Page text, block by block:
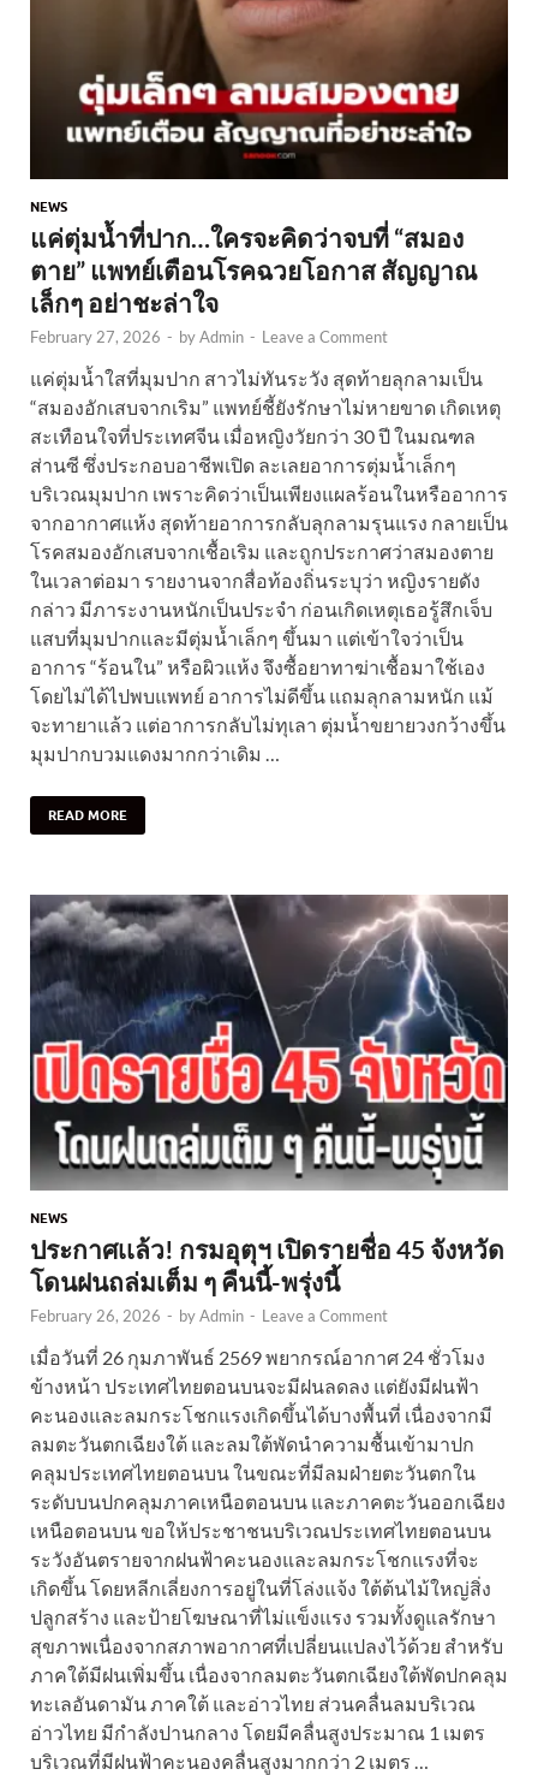
NEWS
แค่ตุ่มน้ำที่ปาก…ใครจะคิดว่าจบที่ “สมอง
ตาย” แพทย์เตือนโรคฉวยโอกาส สัญญาณ
เล็กๆ อย่าชะล่าใจ
February 27, 2026 - byAdmin - Leave a Comment
แค่ตุ่มน้ำใสที่มุมปาก สาวไม่ทันระวัง สุดท้ายลุกลามเป็น
“สมองอักเสบจากเริม” แพทย์ชี้ยังรักษาไม่หายขาด เกิดเหตุ
สะเทือนใจที่ประเทศจีน เมื่อหญิงวัยกว่า 30 ปี ในมณฑล
ส่านซี ซึ่งประกอบอาชีพเปิด ละเลยอาการตุ่มน้ำเล็กๆ
บริเวณมุมปาก เพราะคิดว่าเป็นเพียงแผลร้อนในหรืออาการ
จากอากาศแห้ง สุดท้ายอาการกลับลุกลามรุนแรง กลายเป็น
โรคสมองอักเสบจากเชื้อเริม และถูกประกาศว่าสมองตาย
ในเวลาต่อมา รายงานจากสื่อท้องถิ่นระบุว่า หญิงรายดัง
กล่าว มีภาระงานหนักเป็นประจำ ก่อนเกิดเหตุเธอรู้สึกเจ็บ
แสบที่มุมปากและมีตุ่มน้ำเล็กๆ ขึ้นมา แต่เข้าใจว่าเป็น
อาการ “ร้อนใน” หรือผิวแห้ง จึงซื้อยาทาฆ่าเชื้อมาใช้เอง
โดยไม่ได้ไปพบแพทย์ อาการไม่ดีขึ้น แถมลุกลามหนัก แม้
จะทายาแล้ว แต่อาการกลับไม่ทุเลา ตุ่มน้ำขยายวงกว้างขึ้น
มุมปากบวมแดงมากกว่าเดิม …
READ MORE
NEWS
ประกาศเเล้ว! กรมอุตุฯ เปิดรายชื่อ 45 จังหวัด
โดนฝนถล่มเต็ม ๆ คืนนี้-พรุ่งนี้
February 26, 2026 - byAdmin - Leave a Comment
เมื่อวันที่ 26 กุมภาพันธ์ 2569 พยากรณ์อากาศ 24 ชั่วโมง
ข้างหน้า ประเทศไทยตอนบนจะมีฝนลดลง แต่ยังมีฝนฟ้า
คะนองและลมกระโชกแรงเกิดขึ้นได้บางพื้นที่ เนื่องจากมี
ลมตะวันตกเฉียงใต้ และลมใต้พัดนำความชื้นเข้ามาปก
คลุมประเทศไทยตอนบน ในขณะที่มีลมฝ่ายตะวันตกใน
ระดับบนปกคลุมภาคเหนือตอนบน และภาคตะวันออกเฉียง
เหนือตอนบน ขอให้ประชาชนบริเวณประเทศไทยตอนบน
ระวังอันตรายจากฝนฟ้าคะนองและลมกระโชกแรงที่จะ
เกิดขึ้น โดยหลีกเลี่ยงการอยู่ในที่โล่งแจ้ง ใต้ต้นไม้ใหญ่สิ่ง
ปลูกสร้าง และป้ายโฆษณาที่ไม่แข็งแรง รวมทั้งดูแลรักษา
สุขภาพเนื่องจากสภาพอากาศที่เปลี่ยนแปลงไว้ด้วย สำหรับ
ภาคใต้มีฝนเพิ่มขึ้น เนื่องจากลมตะวันตกเฉียงใต้พัดปกคลุม
ทะเลอันดามัน ภาคใต้ และอ่าวไทย ส่วนคลื่นลมบริเวณ
อ่าวไทย มีกำลังปานกลาง โดยมีคลื่นสูงประมาณ 1 เมตร
บริเวณที่มีฝนฟ้าคะนองคลื่นสูงมากกว่า 2 เมตร …